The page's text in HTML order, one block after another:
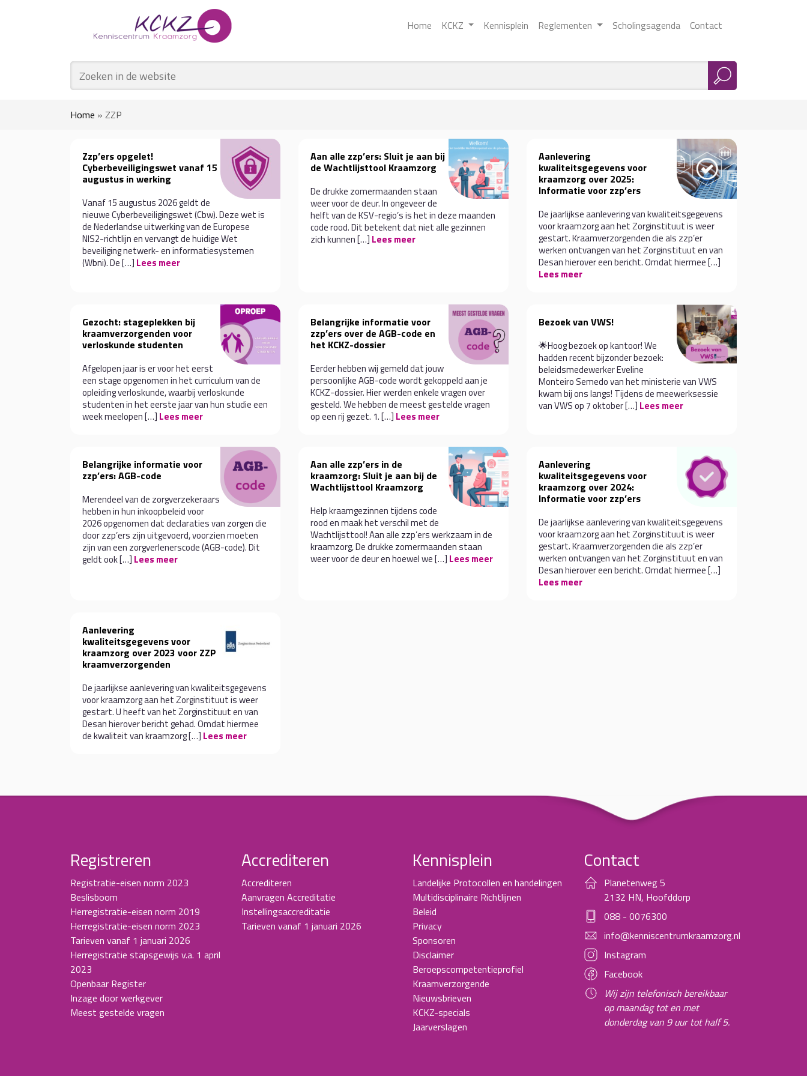
Home KCKZ Kennisplein Reglementen Scholingsagenda Contact
Home » ZZP
Zzp’ers opgelet!
Cyberbeveiligingswet vanaf 15
augustus in werking
Vanaf 15 augustus 2026 geldt de
nieuwe Cyberbeveiligingswet (Cbw). Deze wet is
de Nederlandse uitwerking van de Europese
NIS2-richtlijn en vervangt de huidige Wet
beveiliging netwerk- en informatiesystemen
(Wbni). De […] Lees meer
Aan alle zzp’ers: Sluit je aan bij
de Wachtlijsttool Kraamzorg
De drukke zomermaanden staan
weer voor de deur. In ongeveer de
helft van de KSV-regio’s is het in deze maanden
code rood. Dit betekent dat niet alle gezinnen
zich kunnen […] Lees meer
Aanlevering
kwaliteitsgegevens voor
kraamzorg over 2025:
Informatie voor zzp’ers
De jaarlijkse aanlevering van kwaliteitsgegevens
voor kraamzorg aan het Zorginstituut is weer
gestart. Kraamverzorgenden die als zzp’er
werken ontvangen van het Zorginstituut en van
Desan hierover een bericht. Omdat hiermee […]
Lees meer
Gezocht: stageplekken bij
kraamverzorgenden voor
verloskunde studenten
Afgelopen jaar is er voor het eerst
een stage opgenomen in het curriculum van de
opleiding verloskunde, waarbij verloskunde
studenten in het eerste jaar van hun studie een
week meelopen […] Lees meer
Belangrijke informatie voor
zzp’ers over de AGB-code en
het KCKZ-dossier
Eerder hebben wij gemeld dat jouw
persoonlijke AGB-code wordt gekoppeld aan je
KCKZ-dossier. Hier werden enkele vragen over
gesteld. We hebben de meest gestelde vragen
op een rij gezet. 1. […] Lees meer
Bezoek van VWS!
🌟Hoog bezoek op kantoor! We
hadden recent bijzonder bezoek:
beleidsmedewerker Eveline
Monteiro Semedo van het ministerie van VWS
kwam bij ons langs! Tijdens de meewerksessie
van VWS op 7 oktober […] Lees meer
Belangrijke informatie voor
zzp’ers: AGB-code
Merendeel van de zorgverzekeraars
hebben in hun inkoopbeleid voor
2026 opgenomen dat declaraties van zorgen die
door zzp’ers zijn uitgevoerd, voorzien moeten
zijn van een zorgverlenerscode (AGB-code). Dit
geldt ook […] Lees meer
Aan alle zzp’ers in de
kraamzorg: Sluit je aan bij de
Wachtlijsttool Kraamzorg
Help kraamgezinnen tijdens code
rood en maak het verschil met de
Wachtlijsttool! Aan alle zzp’ers werkzaam in de
kraamzorg, De drukke zomermaanden staan
weer voor de deur en hoewel we […] Lees meer
Aanlevering
kwaliteitsgegevens voor
kraamzorg over 2024:
Informatie voor zzp’ers
De jaarlijkse aanlevering van kwaliteitsgegevens
voor kraamzorg aan het Zorginstituut is weer
gestart. Kraamverzorgenden die als zzp’er
werken ontvangen van het Zorginstituut en van
Desan hierover een bericht. Omdat hiermee […]
Lees meer
Aanlevering
kwaliteitsgegevens voor
kraamzorg over 2023 voor ZZP
kraamverzorgenden
De jaarlijkse aanlevering van kwaliteitsgegevens
voor kraamzorg aan het Zorginstituut is weer
gestart. U heeft van het Zorginstituut en van
Desan hierover bericht gehad. Omdat hiermee
de kwaliteit van kraamzorg […] Lees meer
Registreren
Registratie-eisen norm 2023
Beslisboom
Herregistratie-eisen norm 2019
Herregistratie-eisen norm 2023
Tarieven vanaf 1 januari 2026
Herregistratie stapsgewijs v.a. 1 april
2023
Openbaar Register
Inzage door werkgever
Meest gestelde vragen
Accrediteren
Accrediteren
Aanvragen Accreditatie
Instellingsaccreditatie
Tarieven vanaf 1 januari 2026
Kennisplein
Landelijke Protocollen en handelingen
Multidisciplinaire Richtlijnen
Beleid
Privacy
Sponsoren
Disclaimer
Beroepscompetentieprofiel
Kraamverzorgende
Nieuwsbrieven
KCKZ-specials
Jaarverslagen
Contact
Planetenweg 5
2132 HN, Hoofddorp
088 - 0076300
info@kenniscentrumkraamzorg.nl
Instagram
Facebook
Wij zijn telefonisch bereikbaar
op maandag tot en met
donderdag van 9 uur tot half 5.